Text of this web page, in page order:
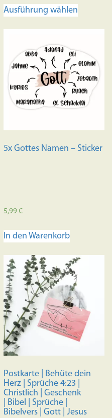
Ausführung wählen
auf.
Die
können
gewählt
5x Gottes Namen – Sticker
5,99€
In den Warenkorb
Postkarte | Behüte dein
Herz | Sprüche 4:23 |
Christlich | Geschenk
| Bibel | Sprüche |
Bibelvers | Gott | Jesus